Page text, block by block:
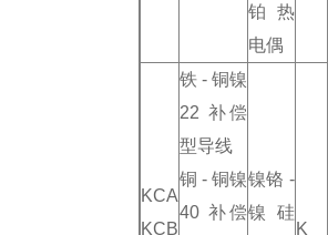
铂热
电偶
KCA
KCB
铁 - 铜镍
22 补偿
型导线
铜 - 铜镍
40 补偿
镍铬 -
镍硅
K